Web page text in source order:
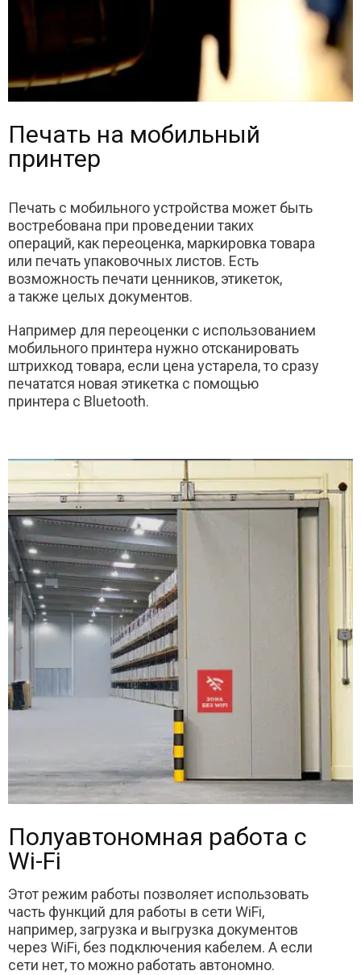
Печать на мобильный
принтер
Печать с мобильного устройства может быть
востребована при проведении таких
операций, как переоценка, маркировка товара
или печать упаковочных листов. Есть
возможность печати ценников, этикеток,
а также целых документов.
Например для переоценки с использованием
мобильного принтера нужно отсканировать
штрихкод товара, если цена устарела, то сразу
печататся новая этикетка с помощью
принтера с Bluetooth.
Полуавтономная работа с
Wi-Fi
Этот режим работы позволяет использовать
часть функций для работы в сети WiFi,
например, загрузка и выгрузка документов
через WiFi, без подключения кабелем. А если
сети нет, то можно работать автономно.